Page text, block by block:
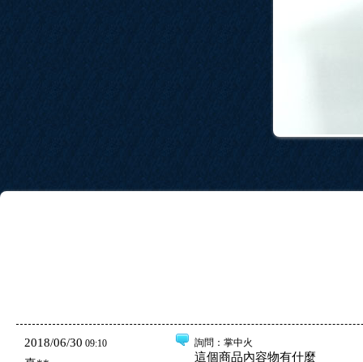
2018/06/30 09:10 詢問 ：掌中火
這個商品內容物有什麼